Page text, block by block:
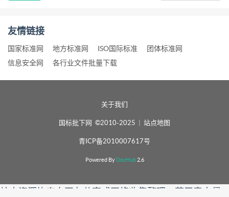
友情链接
国家标准网 地方标准网 ISO国际标准
团体标准网
信息安全网
各行业文件批量下载
关于我们
国标批下网 ©2010-2025 站点地图
青ICP备2010007617号
Powered By DocHub2.6
站内资源均来自网友分享或网络收集整理，若无意中侵